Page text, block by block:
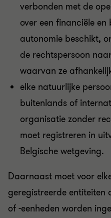
verbonden met de
over een financiële
autonomie beschikt,
de rechtspersoon
waarvan ze
elke natuurlijke
buitenlands of
organisatie zonder
moet registreren in
Belgische wetgeving.
Daarnaast moet voor
geregistreerde entiteiten
of -eenheden worden